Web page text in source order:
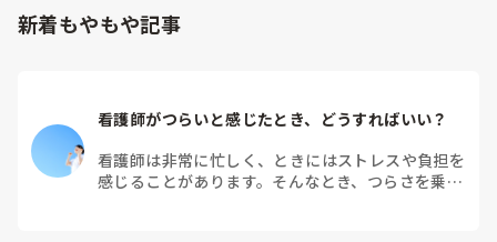
新着もやもや記事
看護師がつらいと感じたとき、どうすればいい？
看護師は非常に忙しく、ときにはストレスや負担を
感じることがあります。そんなとき、つらさを乗り